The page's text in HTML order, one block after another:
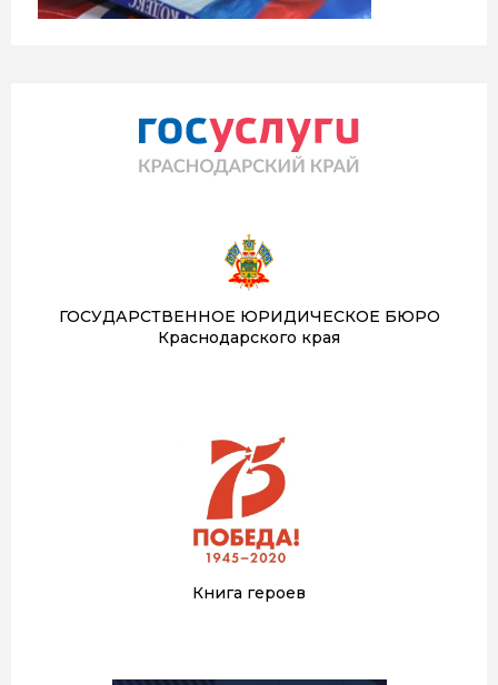
ГОСУДАРСТВЕННОЕ ЮРИДИЧЕСКОЕ БЮРО
Краснодарского края
Книга героев